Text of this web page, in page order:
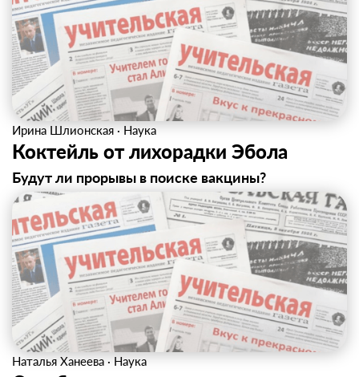
Ирина Шлионская · Наука
Коктейль от лихорадки Эбола
Будут ли прорывы в поиске вакцины?
Наталья Ханеева · Наука